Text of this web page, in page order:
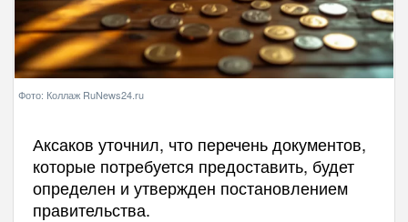
Фото: Коллаж RuNews24.ru
Аксаков уточнил, что перечень документов,
которые потребуется предоставить, будет
определен и утвержден постановлением
правительства.